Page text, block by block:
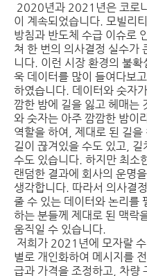
2020년과 2021년은 코로
이 계속되었습니다. 모빌리
방침과 반도체 수급 이슈로
쳐 한 번의 의사결정 실수가
니다. 이런 시장 환경의 불
욱 데이터를 많이 들여다보
하였습니다. 데이터와 숫자
깜한 밤에 길을 잃고 헤매는
와 숫자는 아주 깜깜한 밤이
역할을 하여, 제대로 된 길
길이 끊겨있을 수도 있고,
수도 있습니다. 하지만 최소
랜덤한 결과에 회사의 운명
생각합니다. 따라서 의사결
줄 수 있는 데이터와 논리를
하는 분들께 제대로 된 맥락
움직일 수 있습니다.
저희가 2021년에 모자랄
별로 개인화하여 메시지를
급과 가격을 조정하고, 차량